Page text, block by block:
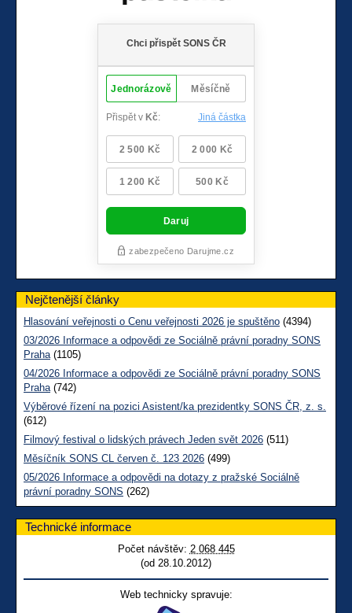
Nejčtenější články
Hlasování veřejnosti o Cenu veřejnosti 2026 je spuštěno (4394)
03/2026 Informace a odpovědi ze Sociálně právní poradny SONS
Praha(1105)
04/2026 Informace a odpovědi ze Sociálně právní poradny SONS
Praha(742)
Výběrové řízení na pozici Asistent/ka prezidentky SONS ČR, z. s.
(612)
Filmový festival o lidských právech Jeden svět 2026 (511)
Měsíčník SONS CL červen č. 123 2026 (499)
05/2026 Informace a odpovědi na dotazy z pražské Sociálně
právní poradny SONS (262)
Technické informace
Počet návštěv: 2 068 445
(od 28.10.2012)
Web technicky spravuje: